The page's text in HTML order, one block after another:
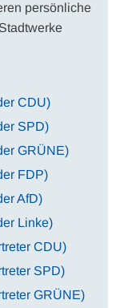
persönliche
CDU)
SPD)
GRÜNE)
FDP)
AfD)
Linke)
CDU)
SPD)
GRÜNE)